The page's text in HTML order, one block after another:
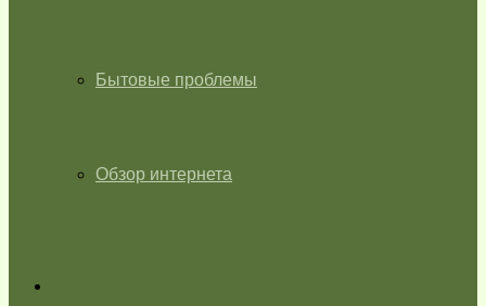
Бытовые проблемы
Обзор интернета